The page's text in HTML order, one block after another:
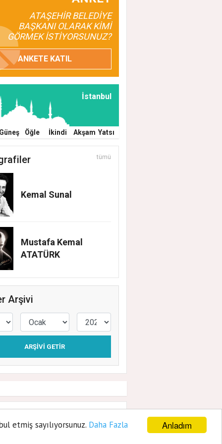
Anladım
etmiş sayılıyorsunuz. Daha Fazla
BELEDİYESİ’NİN EĞİTİM
YENİ DÖNEMDE DE SÜRÜYOR
ATAŞEHİR BELEDİYE
BAŞKANI OLARAK KİMİ
GÖRMEK İSTİYORSUNUZ?
ANKETE KATIL
İstanbul
Güneş Öğle İkindi Akşam Yatsı
tümü
Kemal Sunal
Mustafa Kemal
ATATÜRK
Arşivi
ARŞIVI GETIR